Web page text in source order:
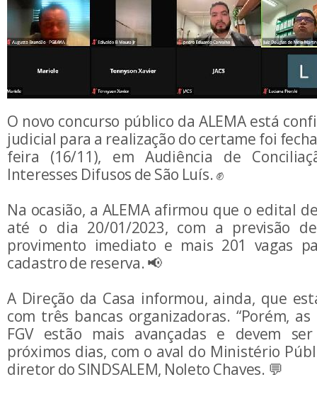
O novo concurso público da ALEMA está
judicial para a realização do certame foi
feira (16/11), em Audiência de
Interesses Difusos de São Luís. ✊
Na ocasião, a ALEMA afirmou que o edital
até o dia 20/01/2023, com a previsão
provimento imediato e mais 201 vagas
cadastro de reserva. 📢
A Direção da Casa informou, ainda, que
com três bancas organizadoras. “Porém,
FGV estão mais avançadas e devem
próximos dias, com o aval do Ministério
diretor do SINDSALEM, Noleto Chaves. 💬